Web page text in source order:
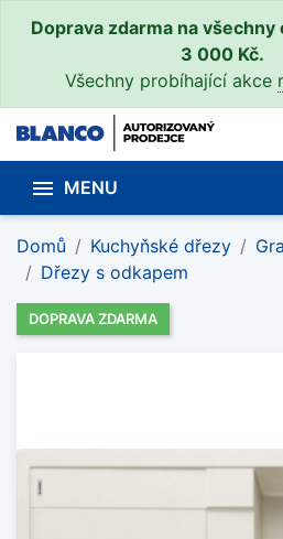
Doprava zdarma na všechny
3 000 Kč.
Všechny probíhající akce
 MENU
Domů Kuchyňské dřezy
Dřezy s odkapem
DOPRAVA ZDARMA